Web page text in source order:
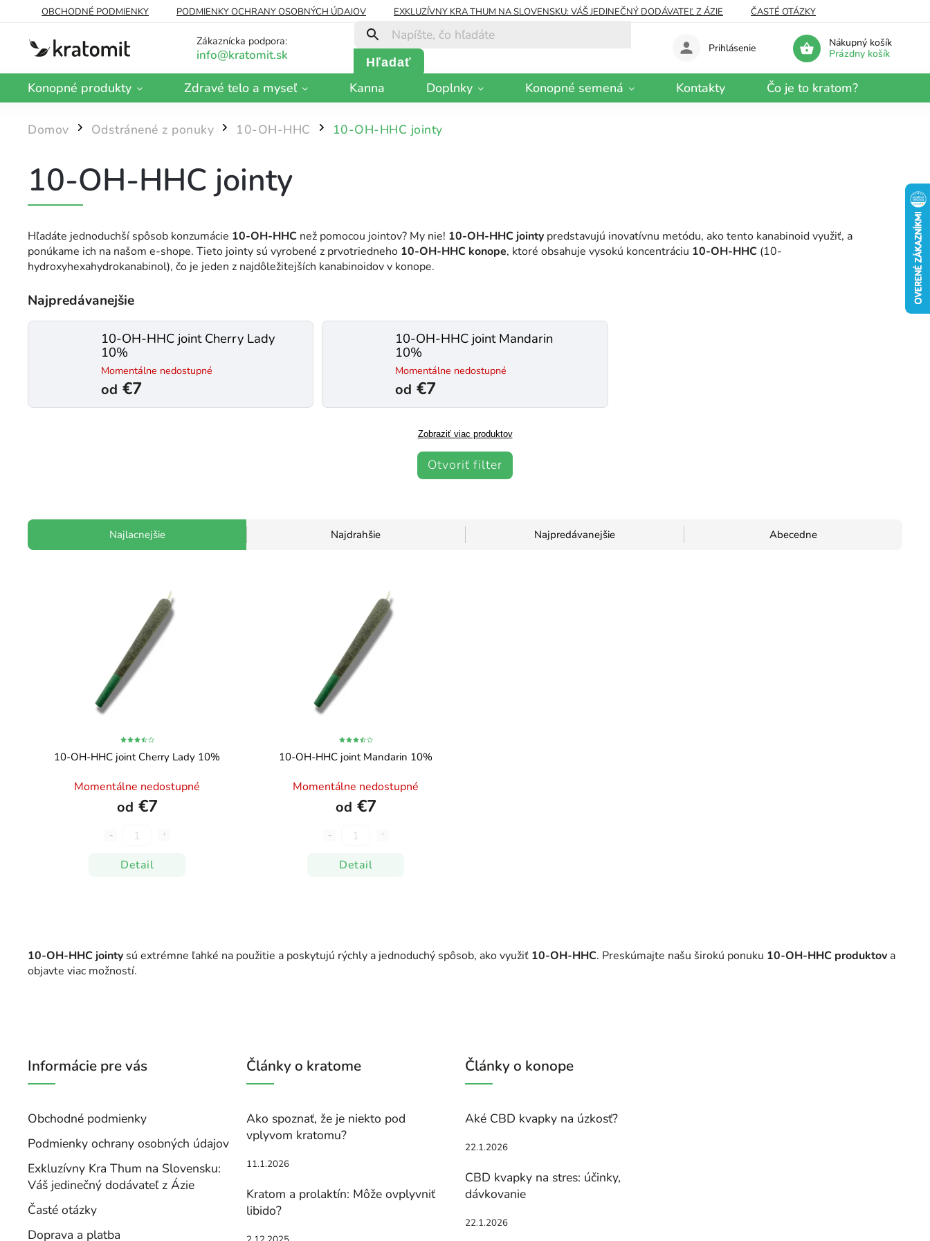
OBCHODNÉ PODMIENKY PODMIENKY OCHRANY OSOBNÝCH ÚDAJOV EXKLUZÍVNY KRA THUM NA SLOVENSKU: VÁŠ JEDINEČNÝ DODÁVATEĽ Z ÁZIE
ČASTÉ OTÁZKY
Zákaznícka podpora:
Hľadať
Nákupný košík
Prázdny košík
Prihlásenie
Konopné produkty Zdravé telo a myseľ Kanna Doplnky Konopné semená Kontakty Čo je to kratom?
Domov / Odstránené z ponuky / 10-OH-HHC / 10-OH-HHC jointy
10-OH-HHC jointy
Hľadáte jednoduchší spôsob konzumácie 10-OH-HHC než pomocou jointov? My nie! 10-OH-HHC jointy predstavujú inovatívnu metódu, ako tento kanabinoid využiť, a
ponúkame ich na našom e-shope. Tieto jointy sú vyrobené z prvotriedneho 10-OH-HHC konope, ktoré obsahuje vysokú koncentráciu 10-OH-HHC (10-
hydroxyhexahydrokanabinol), čo je jeden z najdôležitejších kanabinoidov v konope.
Najpredávanejšie
10-OH-HHC joint Cherry Lady
10%
Momentálne nedostupné
od €7
10-OH-HHC joint Mandarin
10%
Momentálne nedostupné
od €7
Zobraziť viac produktov
Otvoriť filter
Najlacnejšie Najdrahšie Najpredávanejšie Abecedne
10-OH-HHC joint Cherry Lady 10%
Momentálne nedostupné
od €7
Detail
10-OH-HHC joint Mandarin 10%
Momentálne nedostupné
od €7
Detail
10-OH-HHC jointy sú extrémne ľahké na použitie a poskytujú rýchly a jednoduchý spôsob, ako využiť 10-OH-HHC. Preskúmajte našu širokú ponuku 10-OH-HHC produktov a
objavte viac možností.
Informácie pre vás
Obchodné podmienky
Podmienky ochrany osobných údajov
Exkluzívny Kra Thum na Slovensku:
Váš jedinečný dodávateľ z Ázie
Časté otázky
Doprava a platba
Články o kratome
Ako spoznať, že je niekto pod
vplyvom kratomu?
11.1.2026
Kratom a prolaktín: Môže ovplyvniť
libido?
Články o konope
Aké CBD kvapky na úzkosť?
22.1.2026
CBD kvapky na stres: účinky,
dávkovanie
22.1.2026